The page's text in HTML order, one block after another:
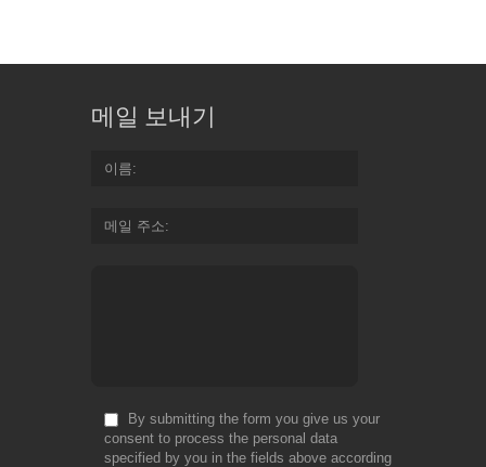
메일 보내기
이름
메일 주소
By submitting the form you give us your
consent to process the personal data
specified by you in the fields above according